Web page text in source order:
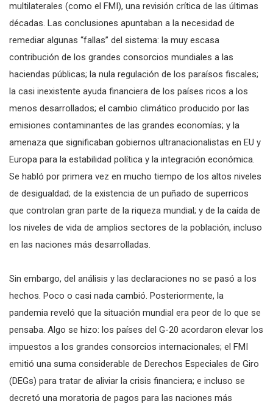
multilaterales (como el FMI), una revisión crítica de las últimas
décadas. Las conclusiones apuntaban a la necesidad de
remediar algunas “fallas” del sistema: la muy escasa
contribución de los grandes consorcios mundiales a las
haciendas públicas; la nula regulación de los paraísos fiscales;
la casi inexistente ayuda financiera de los países ricos a los
menos desarrollados; el cambio climático producido por las
emisiones contaminantes de las grandes economías; y la
amenaza que significaban gobiernos ultranacionalistas en EU y
Europa para la estabilidad política y la integración económica.
Se habló por primera vez en mucho tiempo de los altos niveles
de desigualdad; de la existencia de un puñado de superricos
que controlan gran parte de la riqueza mundial; y de la caída de
los niveles de vida de amplios sectores de la población, incluso
en las naciones más desarrolladas.
Sin embargo, del análisis y las declaraciones no se pasó a los
hechos. Poco o casi nada cambió. Posteriormente, la
pandemia reveló que la situación mundial era peor de lo que se
pensaba. Algo se hizo: los países del G-20 acordaron elevar los
impuestos a los grandes consorcios internacionales; el FMI
emitió una suma considerable de Derechos Especiales de Giro
(DEGs) para tratar de aliviar la crisis financiera; e incluso se
decretó una moratoria de pagos para las naciones más